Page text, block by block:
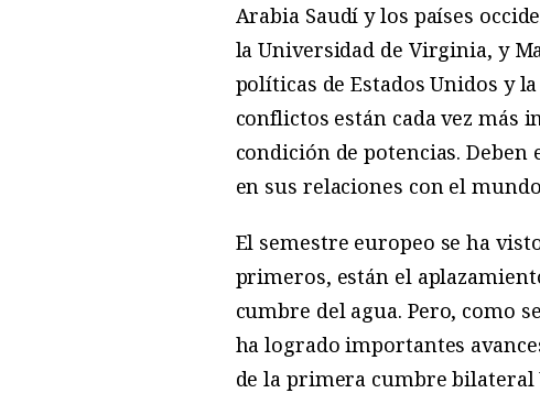
Arabia Saudí y los países
la Universidad de Virginia, y
políticas de Estados Unidos y
conflictos están cada vez más
condición de potencias.
en sus relaciones con el
El semestre europeo se ha
primeros, están el
cumbre del agua. Pero, como
ha logrado importantes
de la primera cumbre